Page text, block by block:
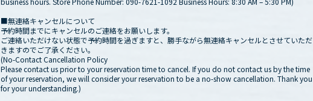
■無連絡キャンセルについて
予約時間までにキャンセルのご連絡をお願いします。
ご連絡いただけない状態で予約時間を過ぎますと、勝手ながら無連絡キャンセルとさせていただ
きますのでご了承ください。
(No-Contact Cancellation Policy
Please contact us prior to your reservation time to cancel. If you do not contact us by the time
of your reservation, we will consider your reservation to be a no-show cancellation. Thank you
for your understanding.)